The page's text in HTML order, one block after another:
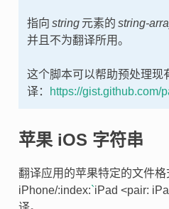
指向 string元素的 string-
并且不为翻译所用。
这个脚本可以帮助预处理现
译：
https://gist.github.com/
苹果 iOS 字符串
翻译应用的苹果特定的文件格
iPhone/:index:`iPad <pair: